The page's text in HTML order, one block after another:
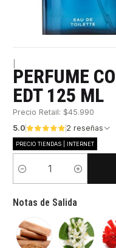
PERFUME
EDT 125 ML
Precio Retail: $45.990
5.0
2 reseñas
PRECIO TIENDAS | INTERNET
Cantidad
Notas de Salida